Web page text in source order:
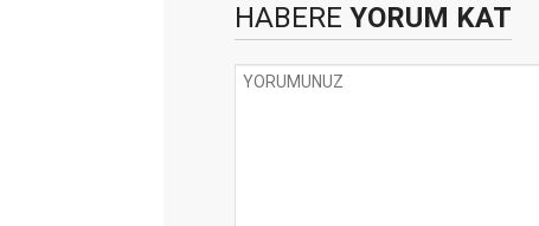
HABERE YORUM KAT